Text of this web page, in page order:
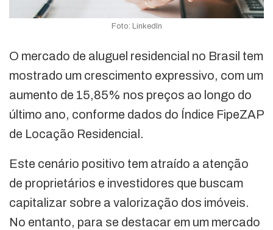
Foto: LinkedIn
O mercado de aluguel residencial no Brasil tem
mostrado um crescimento expressivo, com um
aumento de 15,85% nos preços ao longo do
último ano, conforme dados do Índice FipeZAP
de Locação Residencial.
Este cenário positivo tem atraído a atenção
de proprietários e investidores que buscam
capitalizar sobre a valorização dos imóveis.
No entanto, para se destacar em um mercado